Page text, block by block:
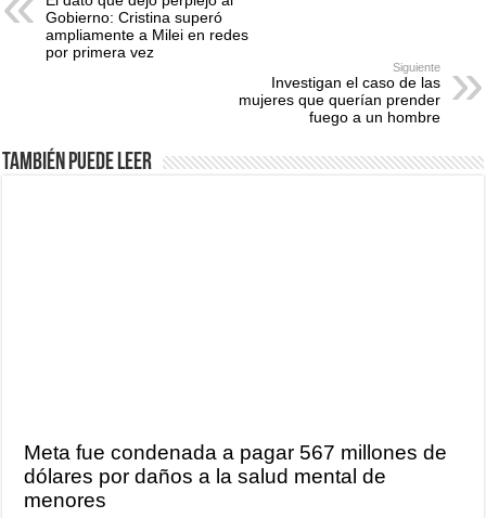
Gobierno: Cristina superó
ampliamente a Milei en redes
por primera vez
Siguiente
Investigan el caso de las
mujeres que querían prender
fuego a un hombre
También puede leer
Meta fue condenada a pagar 567 millones de
dólares por daños a la salud mental de
menores